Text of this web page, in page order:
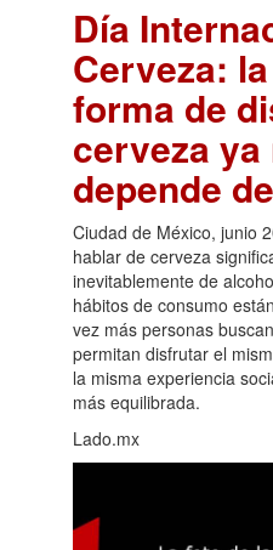
Día
Cerveza:
forma de
cerveza ya
depende
Ciudad de México, junio
hablar de cerveza
inevitablemente de
hábitos de consumo
vez más personas
permitan disfrutar el
la misma experiencia
más equilibrada.
Lado.mx